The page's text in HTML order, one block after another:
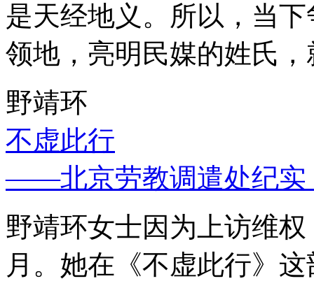
是天经地义。所以，当
领地，亮明民媒的姓氏
野靖环
不虚此行
——北京劳教调遣处纪实
野靖环女士因为上访维
月。她在《不虚此行》